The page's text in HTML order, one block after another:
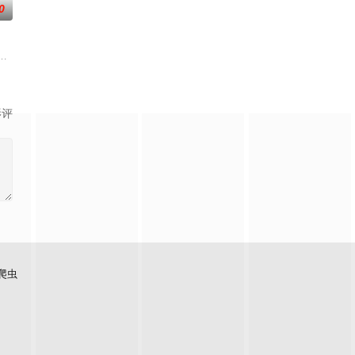
クロエ）。不器用で人との交流を避けて生きてきた彼女は、とある出
晶释放出的神秘粒子“梅比乌斯之尘”的影响，一部分孩子获得了名为“拉姆
虫